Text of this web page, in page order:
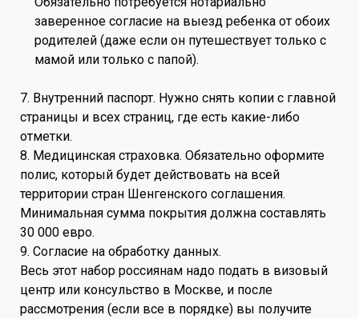
заверенное согласие на выезд ребенка от обоих
родителей (даже если он путешествует только с
мамой или только с папой).
7. Внутренний паспорт. Нужно снять копии с главной
страницы и всех страниц, где есть какие-либо
отметки.
8. Медицинская страховка. Обязательно оформите
полис, который будет действовать на всей
территории стран Шенгенского соглашения.
Минимальная сумма покрытия должна составлять
30 000 евро.
9. Согласие на обработку данных.
Весь этот набор россиянам надо подать в визовый
центр или консульство в Москве, и после
рассмотрения (если все в порядке) вы получите